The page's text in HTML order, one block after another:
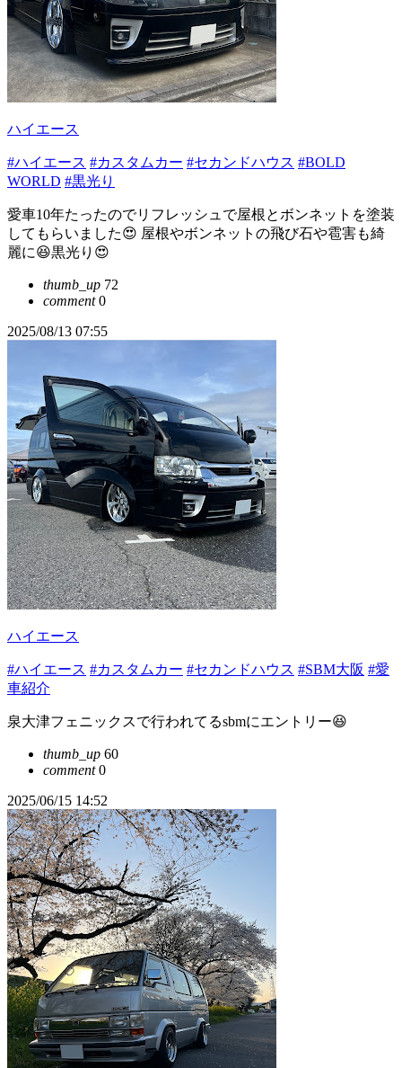
ハイエース
#ハイエース #カスタムカー #セカンドハウス #BOLD
WORLD #黒光り
愛車10年たったのでリフレッシュで屋根とボンネットを塗装
してもらいました😍 屋根やボンネットの飛び石や雹害も綺
麗に😆黒光り😍
thumb_up 72
comment0
2025/08/13 07:55
ハイエース
#ハイエース #カスタムカー #セカンドハウス #SBM大阪 #愛
車紹介
泉大津フェニックスで行われてるsbmにエントリー😆
thumb_up 60
comment0
2025/06/15 14:52